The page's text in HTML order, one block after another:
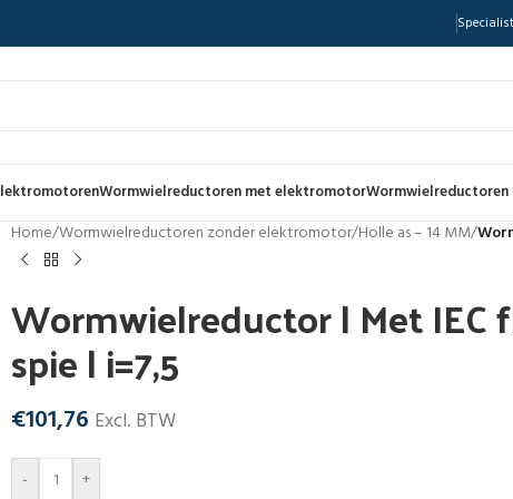
Wormwielreductoren met elektromotor
Home/Wormwielreductoren zonder elektromotor/Holle as – 14 MM/
Wormwielreductor | Met IEC
spie | i=7,5
€101,76 Excl. BTW
- +